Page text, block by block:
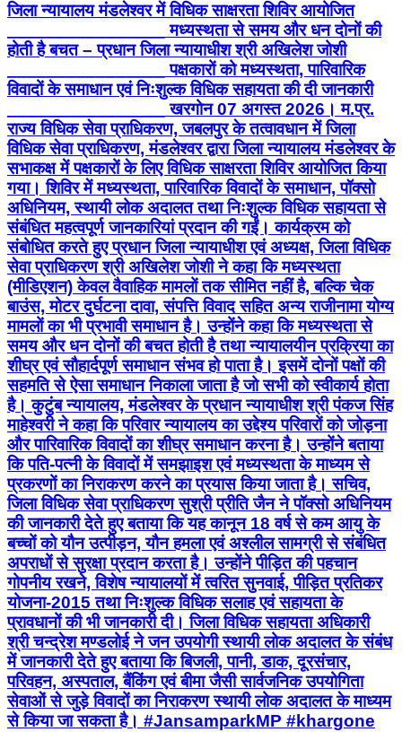
जिला न्यायालय मंडलेश्वर में विधिक साक्षरता शिविर आयोजित
________________ मध्यस्थता से समय और धन दोनों की
होती है बचत – प्रधान जिला न्यायाधीश श्री अखिलेश जोशी
________________ पक्षकारों को मध्यस्थता, पारिवारिक
विवादों के समाधान एवं निःशुल्क विधिक सहायता की दी जानकारी
________________ खरगोन 07 अगस्त 2026। म.प्र.
राज्य विधिक सेवा प्राधिकरण, जबलपुर के तत्वावधान में जिला
विधिक सेवा प्राधिकरण, मंडलेश्वर द्वारा जिला न्यायालय मंडलेश्वर के
सभाकक्ष में पक्षकारों के लिए विधिक साक्षरता शिविर आयोजित किया
गया। शिविर में मध्यस्थता, पारिवारिक विवादों के समाधान, पॉक्सो
अधिनियम, स्थायी लोक अदालत तथा निःशुल्क विधिक सहायता से
संबंधित महत्वपूर्ण जानकारियां प्रदान की गईं। कार्यक्रम को
संबोधित करते हुए प्रधान जिला न्यायाधीश एवं अध्यक्ष, जिला विधिक
सेवा प्राधिकरण श्री अखिलेश जोशी ने कहा कि मध्यस्थता
(मीडिएशन) केवल वैवाहिक मामलों तक सीमित नहीं है, बल्कि चेक
बाउंस, मोटर दुर्घटना दावा, संपत्ति विवाद सहित अन्य राजीनामा योग्य
मामलों का भी प्रभावी समाधान है। उन्होंने कहा कि मध्यस्थता से
समय और धन दोनों की बचत होती है तथा न्यायालयीन प्रक्रिया का
शीघ्र एवं सौहार्दपूर्ण समाधान संभव हो पाता है। इसमें दोनों पक्षों की
सहमति से ऐसा समाधान निकाला जाता है जो सभी को स्वीकार्य होता
है। कुटुंब न्यायालय, मंडलेश्वर के प्रधान न्यायाधीश श्री पंकज सिंह
माहेश्वरी ने कहा कि परिवार न्यायालय का उद्देश्य परिवारों को जोड़ना
और पारिवारिक विवादों का शीघ्र समाधान करना है। उन्होंने बताया
कि पति-पत्नी के विवादों में समझाइश एवं मध्यस्थता के माध्यम से
प्रकरणों का निराकरण करने का प्रयास किया जाता है। सचिव,
जिला विधिक सेवा प्राधिकरण सुश्री प्रीति जैन ने पॉक्सो अधिनियम
की जानकारी देते हुए बताया कि यह कानून 18 वर्ष से कम आयु के
बच्चों को यौन उत्पीड़न, यौन हमला एवं अश्लील सामग्री से संबंधित
अपराधों से सुरक्षा प्रदान करता है। उन्होंने पीड़ित की पहचान
गोपनीय रखने, विशेष न्यायालयों में त्वरित सुनवाई, पीड़ित प्रतिकर
योजना-2015 तथा निःशुल्क विधिक सलाह एवं सहायता के
प्रावधानों की भी जानकारी दी। जिला विधिक सहायता अधिकारी
श्री चन्द्रेश मण्डलोई ने जन उपयोगी स्थायी लोक अदालत के संबंध
में जानकारी देते हुए बताया कि बिजली, पानी, डाक, दूरसंचार,
परिवहन, अस्पताल, बैंकिंग एवं बीमा जैसी सार्वजनिक उपयोगिता
सेवाओं से जुड़े विवादों का निराकरण स्थायी लोक अदालत के माध्यम
से किया जा सकता है। #JansamparkMP #khargone